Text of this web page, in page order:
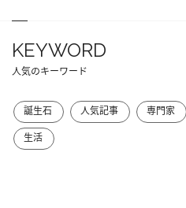
KEYWORD
人気のキーワード
誕生石 人気記事 専門家
生活